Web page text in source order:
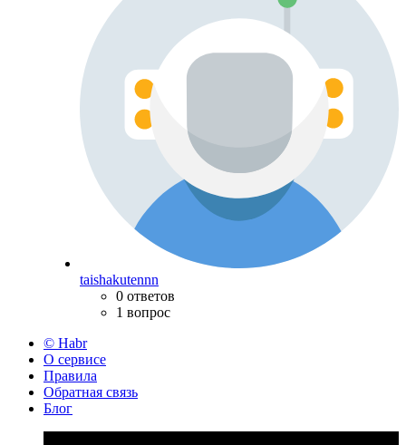
taishakutennn
0 ответов
1 вопрос
© Habr
О сервисе
Правила
Обратная связь
Блог